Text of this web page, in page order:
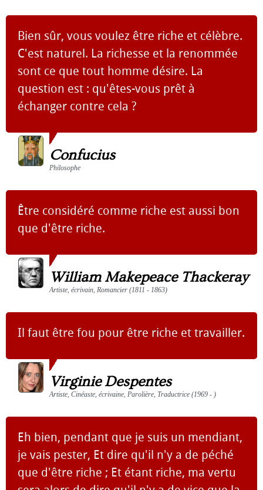
Bien sûr, vous voulez être riche et célèbre.
C'est naturel. La richesse et la renommée
sont ce que tout homme désire. La
question est : qu'êtes-vous prêt à
échanger contre cela ?
Confucius
Philosophe
Être considéré comme riche est aussi bon
que d'être riche.
William Makepeace Thackeray
Artiste, écrivain, Romancier (1811 - 1863)
Il faut être fou pour être riche et travailler.
Virginie Despentes
Artiste, Cinéaste, écrivaine, Parolière, Traductrice (1969 - )
Eh bien, pendant que je suis un mendiant,
je vais pester, Et dire qu'il n'y a de péché
que d'être riche ; Et étant riche, ma vertu